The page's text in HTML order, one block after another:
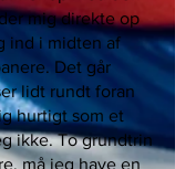
mig direkte op
ind i midten af
Det går
lidt rundt foran
hurtigt som et
ikke. To grundtrin
må jeg have en